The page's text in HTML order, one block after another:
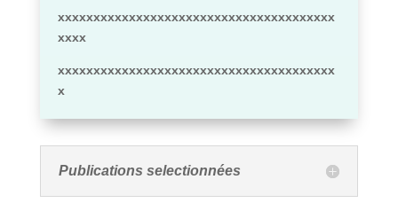
xxxxxxxxxxxxxxxxxxxxxxxxxxxxxxxxxxxxxxx
xxxx
xxxxxxxxxxxxxxxxxxxxxxxxxxxxxxxxxxxxxxx
x
Publications selectionnées